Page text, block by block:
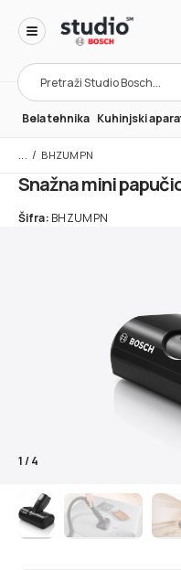
Products
search
Bela tehnika Kuhinjski
/ BHZUMPN
Snažna mini
Šifra: BHZUMPN
1/4